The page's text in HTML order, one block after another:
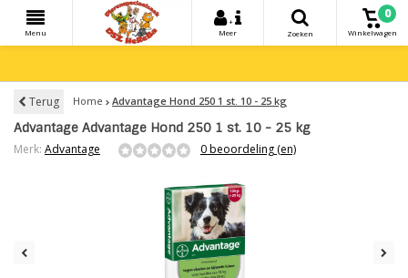
Menu
+
Meer
Zoeken
0
Winkelwagen
Terug Home Advantage Hond 250 1 st. 10 - 25 kg
Advantage Advantage Hond 250 1 st. 10 - 25 kg
Merk: Advantage 0 beoordeling (en)